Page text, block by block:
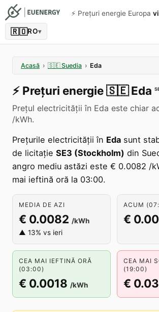
⚡️ Prețuri energie Europa
🇷🇴RO▾
Acasă › 🇸🇪 Suedia › Eda
⚡️ Prețuri energie🇸🇪 Eda
Prețul electricității în Eda este chiar
/kWh.
Prețurile electricității în Eda sunt
de licitație SE3 (Stockholm) din
angro mediu astăzi este € 0.0082 /
mai ieftină oră la 03:00.
MEDIA DE AZI
€ 0.0082 /kWh
▲ 13% vs ieri
ACUM
€
CEA MAI IEFTINĂ ORĂ
(03:00)
€ 0.0018 /kWh
CEA MAI
(19:00)
€